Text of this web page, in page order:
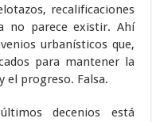
recalificaciones
no parece existir. Ahí
urbanísticos que,
para mantener la
el progreso. Falsa.
decenios está